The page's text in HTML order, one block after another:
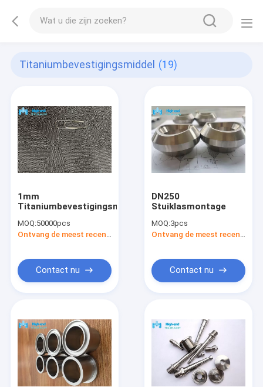
Titaniumbevestigingsmiddel (19)
1mm
Titaniumbevestigingsmiddel
MOQ:50000pcs
Ontvang de meest recente Prijs
Contact nu
DN250
Stuiklasmontage
MOQ:3pcs
Ontvang de meest recente Prijs
Contact nu